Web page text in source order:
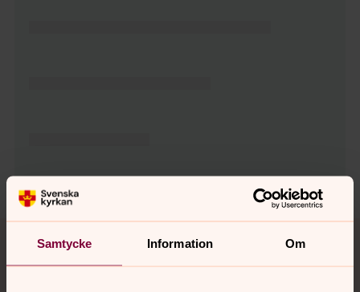
Samtycke Information Om
Tillbaka till toppen
Tillbaka till innehållet